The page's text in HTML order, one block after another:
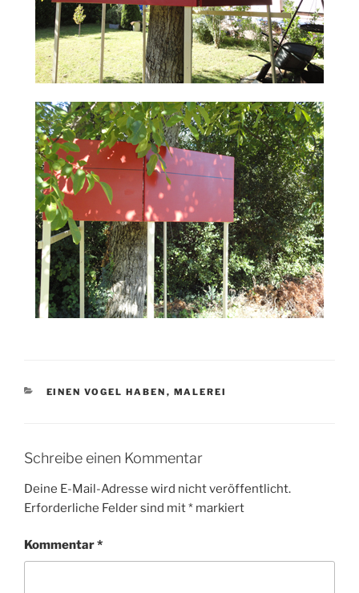
KATEGORIEN
EINEN VOGEL HABEN , MALEREI
Schreibe einen Kommentar
Deine E-Mail-Adresse wird nicht veröffentlicht.
Erforderliche Felder sind mit* markiert
Kommentar*